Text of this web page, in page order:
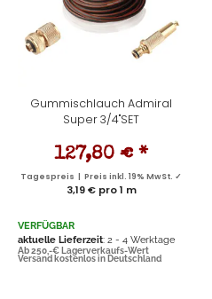
Gummischlauch Admiral
Super 3/4"SET
127,80 € *
Tagespreis | Preis inkl. 19% MwSt. ✓
3,19 € pro 1 m
VERFÜGBAR
aktuelle Lieferzeit: 2 - 4 Werktage
Ab 250,-€ Lagerverkaufs-Wert
Versand kostenlos in Deutschland